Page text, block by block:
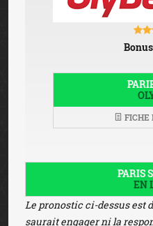
FICHE
PARIS
EN
Le pronostic ci-dessus est
saurait engager ni la